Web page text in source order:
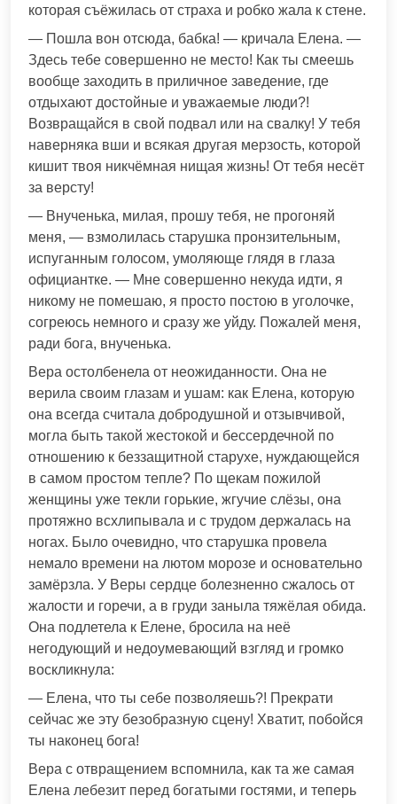
которая съёжилась от страха и робко жала к стене.
— Пошла вон отсюда, бабка! — кричала Елена. —
Здесь тебе совершенно не место! Как ты смеешь
вообще заходить в приличное заведение, где
отдыхают достойные и уважаемые люди?!
Возвращайся в свой подвал или на свалку! У тебя
наверняка вши и всякая другая мерзость, которой
кишит твоя никчёмная нищая жизнь! От тебя несёт
за версту!
— Внученька, милая, прошу тебя, не прогоняй
меня, — взмолилась старушка пронзительным,
испуганным голосом, умоляюще глядя в глаза
официантке. — Мне совершенно некуда идти, я
никому не помешаю, я просто постою в уголочке,
согреюсь немного и сразу же уйду. Пожалей меня,
ради бога, внученька.
Вера остолбенела от неожиданности. Она не
верила своим глазам и ушам: как Елена, которую
она всегда считала добродушной и отзывчивой,
могла быть такой жестокой и бессердечной по
отношению к беззащитной старухе, нуждающейся
в самом простом тепле? По щекам пожилой
женщины уже текли горькие, жгучие слёзы, она
протяжно всхлипывала и с трудом держалась на
ногах. Было очевидно, что старушка провела
немало времени на лютом морозе и основательно
замёрзла. У Веры сердце болезненно сжалось от
жалости и горечи, а в груди заныла тяжёлая обида.
Она подлетела к Елене, бросила на неё
негодующий и недоумевающий взгляд и громко
воскликнула:
— Елена, что ты себе позволяешь?! Прекрати
сейчас же эту безобразную сцену! Хватит, побойся
ты наконец бога!
Вера с отвращением вспомнила, как та же самая
Елена лебезит перед богатыми гостями, и теперь